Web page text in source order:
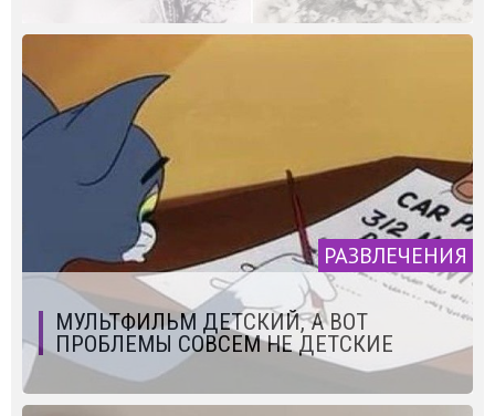
РАЗВЛЕЧЕНИЯ
МУЛЬТФИЛЬМ ДЕТСКИЙ, А ВОТ
ПРОБЛЕМЫ СОВСЕМ НЕ ДЕТСКИЕ